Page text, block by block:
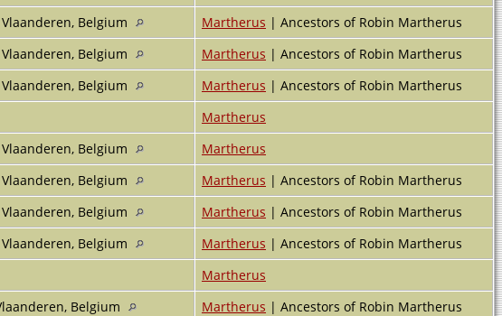
Belgium Martherus | Ancestors of Robin Martherus
Belgium Martherus | Ancestors of Robin Martherus
Belgium Martherus | Ancestors of Robin Martherus
Martherus
Belgium
Martherus
Belgium Martherus | Ancestors of Robin Martherus
Belgium Martherus | Ancestors of Robin Martherus
Belgium Martherus | Ancestors of Robin Martherus
Martherus
Belgium Martherus | Ancestors of Robin Martherus